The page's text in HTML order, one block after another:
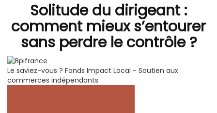
Solitude du dirigeant :
comment mieux s’entourer
sans perdre le contrôle ?
Le saviez-vous ? Fonds Impact Local - Soutien aux
commerces indépendants